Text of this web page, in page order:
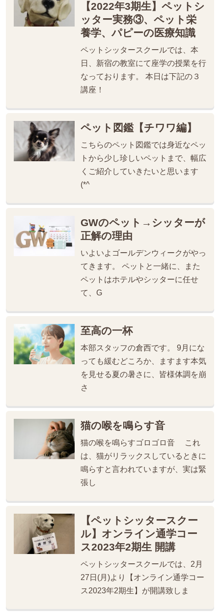
【2022年3期生】ペットシ
ッター実務③、ペット栄
養学、パピーの医療知識
ペットシッタースクールでは、本
日、新宿の教室にて座学の授業を行
なっております。 本日は下記の３
講座！
ペット図鑑【チワワ編】
こちらのペット図鑑では身近なペッ
トから少し珍しいペットまで、幅広
くご紹介していきたいと思います
(*^
GWのペット→シッターが
正解の理由
いよいよゴールデンウィークがやっ
てきます。 ペットと一緒に、また
ペットはホテルやシッターに任せ
て、G
至高の一杯
本部スタッフの倉西です。 9月にな
っても緩むどころか、ますます本気
を見せる夏の暑さに、皆様体調を崩
さ
猫の喉を鳴らす音
猫の喉を鳴らすゴロゴロ音 これ
は、猫がリラックスしているときに
鳴らすと言われていますが、実は緊
張し
【ペットシッタースクー
ル】オンライン通学コー
ス2023年2期生 開講
ペットシッタースクールでは、2月
27日(月)より【オンライン通学コー
ス2023年2期生】が開講致しま